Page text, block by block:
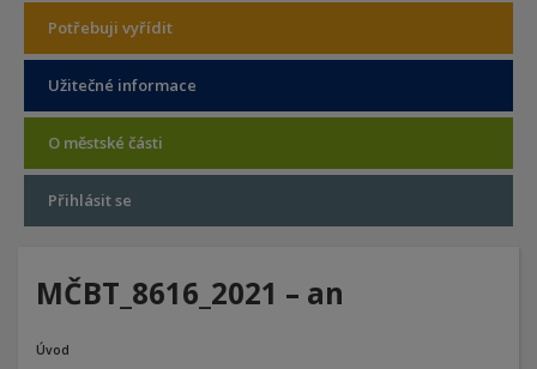
Potřebuji vyřídit
Užitečné informace
O městské části
Přihlásit se
MČBT_8616_2021 – an
Úvod